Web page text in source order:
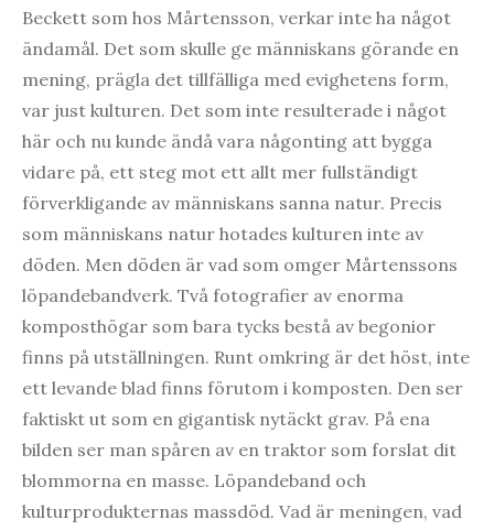
Beckett som hos Mårtensson, verkar inte ha något
ändamål. Det som skulle ge människans görande en
mening, prägla det tillfälliga med evighetens form,
var just kulturen. Det som inte resulterade i något
här och nu kunde ändå vara någonting att bygga
vidare på, ett steg mot ett allt mer fullständigt
förverkligande av människans sanna natur. Precis
som människans natur hotades kulturen inte av
döden. Men döden är vad som omger Mårtenssons
löpandebandverk. Två fotografier av enorma
komposthögar som bara tycks bestå av begonior
finns på utställningen. Runt omkring är det höst, inte
ett levande blad finns förutom i komposten. Den ser
faktiskt ut som en gigantisk nytäckt grav. På ena
bilden ser man spåren av en traktor som forslat dit
blommorna en masse. Löpandeband och
kulturprodukternas massdöd. Vad är meningen, vad